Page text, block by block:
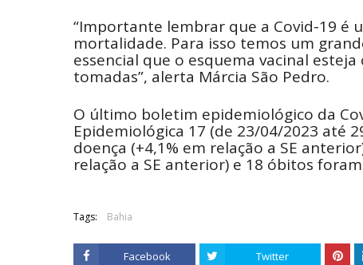
“Importante lembrar que a Covid-19 é
mortalidade. Para isso temos um
essencial que o esquema vacinal
tomadas”, alerta Márcia São Pedro.
O último boletim epidemiológico da
Epidemiológica 17 (de 23/04/2023 até
doença (+4,1% em relação a SE
relação a SE anterior) e 18 óbitos
Tags: Bahia
Facebook Twitter